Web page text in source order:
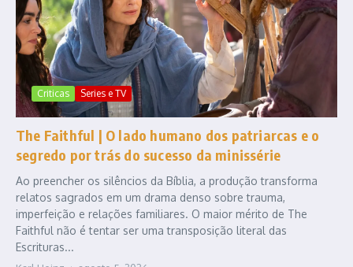
Criticas Series e TV
The Faithful | O lado humano dos patriarcas e o
segredo por trás do sucesso da minissérie
Ao preencher os silêncios da Bíblia, a produção transforma
relatos sagrados em um drama denso sobre trauma,
imperfeição e relações familiares. O maior mérito de The
Faithful não é tentar ser uma transposição literal das
Escrituras...